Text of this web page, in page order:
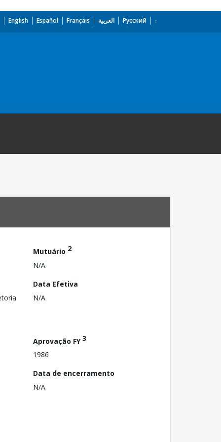
English Español Français العربية Русский
Mutuário 2
N/A
Data Efetiva
N/A
Aprovação FY3
1986
Data de encerramento
N/A